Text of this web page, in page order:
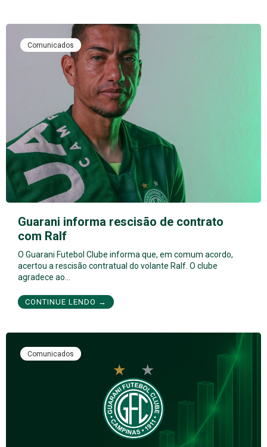
Comunicados
Guarani informa rescisão de contrato
com Ralf
O Guarani Futebol Clube informa que, em comum acordo,
acertou a rescisão contratual do volante Ralf. O clube
agradece ao…
CONTINUE LENDO →
Comunicados